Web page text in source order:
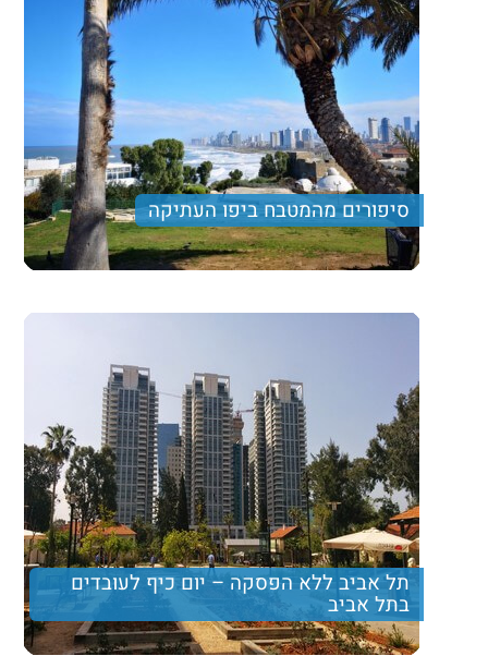
סיפורים מהמטבח ביפו העתיקה
תל אביב ללא הפסקה – יום כיף לעובדים
בתל אביב